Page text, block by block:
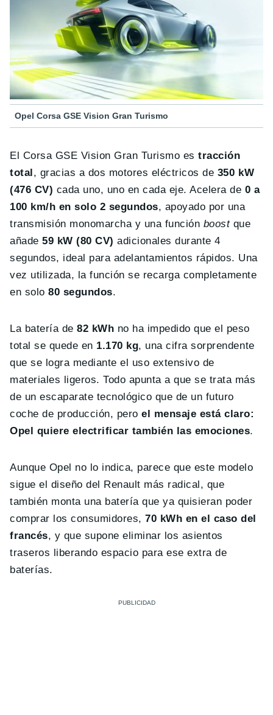
Opel Corsa GSE Vision Gran Turismo
El Corsa GSE Vision Gran Turismo estracción
total, gracias a dos motores eléctricos de 350 kW
(476 CV) cada uno, uno en cada eje. Acelera de 0 a
100 km/h en solo 2 segundos, apoyado por una
transmisión monomarcha y una función boostque
añade59 kW (80 CV) adicionales durante 4
segundos, ideal para adelantamientos rápidos. Una
vez utilizada, la función se recarga completamente
en solo80 segundos.
La batería de82 kWh no ha impedido que el peso
total se quede en 1.170 kg, una cifra sorprendente
que se logra mediante el uso extensivo de
materiales ligeros. Todo apunta a que se trata más
de un escaparate tecnológico que de un futuro
coche de producción, peroel mensaje está claro:
Opel quiere electrificar también las emociones.
Aunque Opel no lo indica, parece que este modelo
sigue el diseño del Renault más radical, que
también monta una batería que ya quisieran poder
comprar los consumidores, 70 kWh en el caso del
francés, y que supone eliminar los asientos
traseros liberando espacio para ese extra de
baterías.